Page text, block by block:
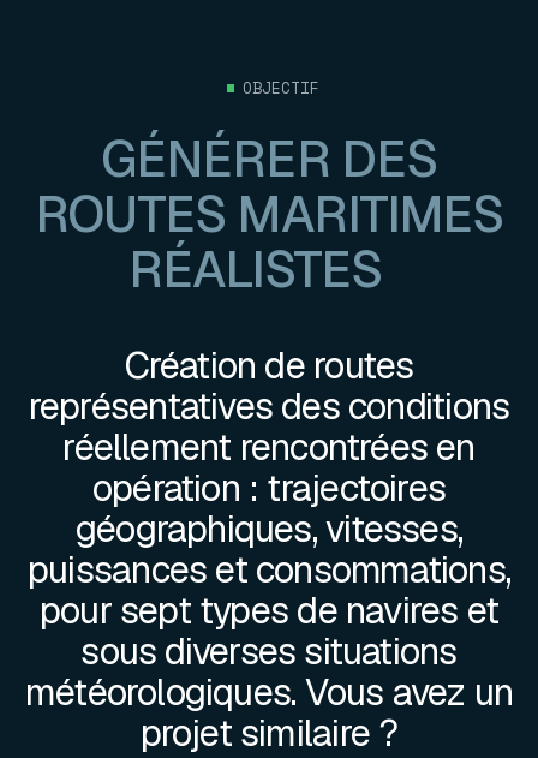
OBJECTIF
GÉNÉRER DES
ROUTES MARITIMES
RÉALISTES
Création de routes
représentatives des conditions
réellement rencontrées en
opération : trajectoires
géographiques, vitesses,
puissances et consommations,
pour sept types de navires et
sous diverses situations
météorologiques. Vous avez un
projet similaire ?